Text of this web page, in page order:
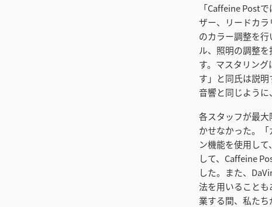
「Caffeine Post
ザー、リードカ
のカラー調整を
ル、照明の調整
す。マスタリン
す」と同氏は説明
音響と同じように
各スタッフが最
かせなかった。
ン機能を使用し
して、Caffeine
した。また、
法を用いること
業する間、私た